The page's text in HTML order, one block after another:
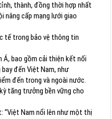
thành, đồng thời hợp nhất
nâng cấp mạng lưới giao
tế trong bảo vệ thông tin
Á, bao gồm cải thiện kết nối
đến Việt Nam, như
đến trong và ngoài nước.
tăng trưởng bền vững cho
“Việt Nam nổi lên như một thị